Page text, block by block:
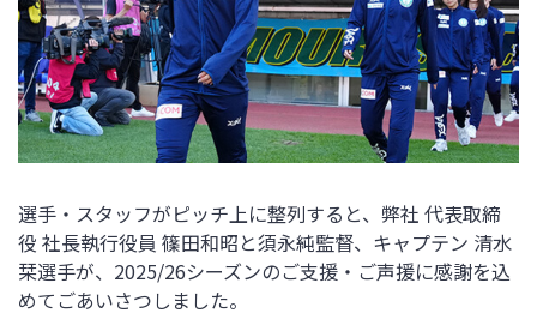
選手・スタッフがピッチ上に整列すると、弊社 代表取締
役 社長執行役員 篠田和昭と須永純監督、キャプテン 清水
栞選手が、2025/26シーズンのご支援・ご声援に感謝を込
めてごあいさつしました。